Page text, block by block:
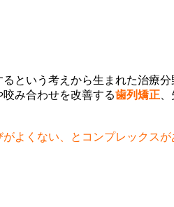
という考えから生まれた治療分
み合わせを改善する歯列矯正
がよくない、とコンプレックスが